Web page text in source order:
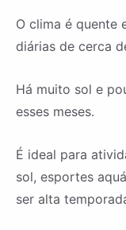
O clima é quente
diárias de cerca
Há muito sol e
esses meses.
É ideal para
sol, esportes
ser alta